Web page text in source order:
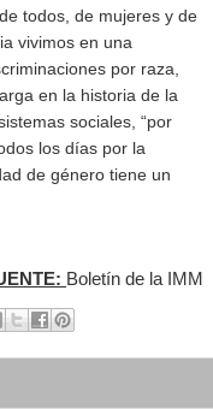
todos, de mujeres y de
vivimos en una
por raza,
en la historia de la
sociales, “por
los días por la
de género tiene un
Boletín de la IMM